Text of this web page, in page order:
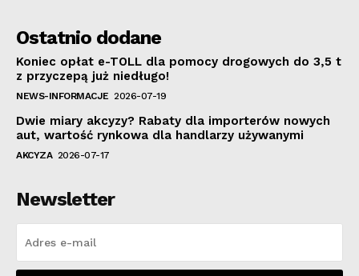
Ostatnio dodane
Koniec opłat e-TOLL dla pomocy drogowych do 3,5 t
z przyczepą już niedługo!
NEWS-INFORMACJE 2026-07-19
Dwie miary akcyzy? Rabaty dla importerów nowych
aut, wartość rynkowa dla handlarzy używanymi
AKCYZA 2026-07-17
Newsletter